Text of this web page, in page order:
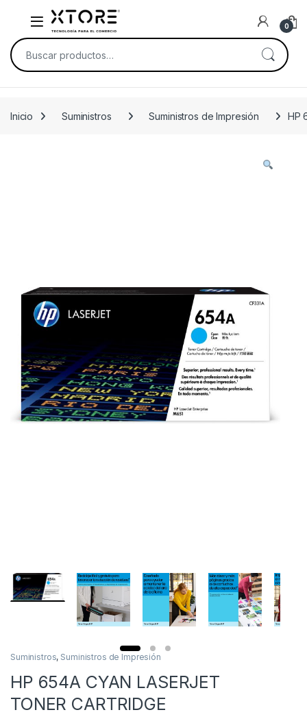
Skip to navigation
Skip to content
0
Buscar por:
Inicio Suministros Suministros de Impresión HP
Suministros, Suministros de Impresión
HP 654A CYAN LASERJET
TONER CARTRIDGE